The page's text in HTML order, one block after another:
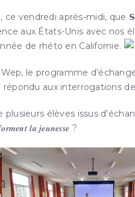
ce vendredi après-midi,
aux États-Unis avec nos
de rhéto en Californie.
le programme
aux interrogations
élèves issus
𝒍𝒂 𝒋𝒆𝒖𝒏𝒆𝒔𝒔𝒆 ?